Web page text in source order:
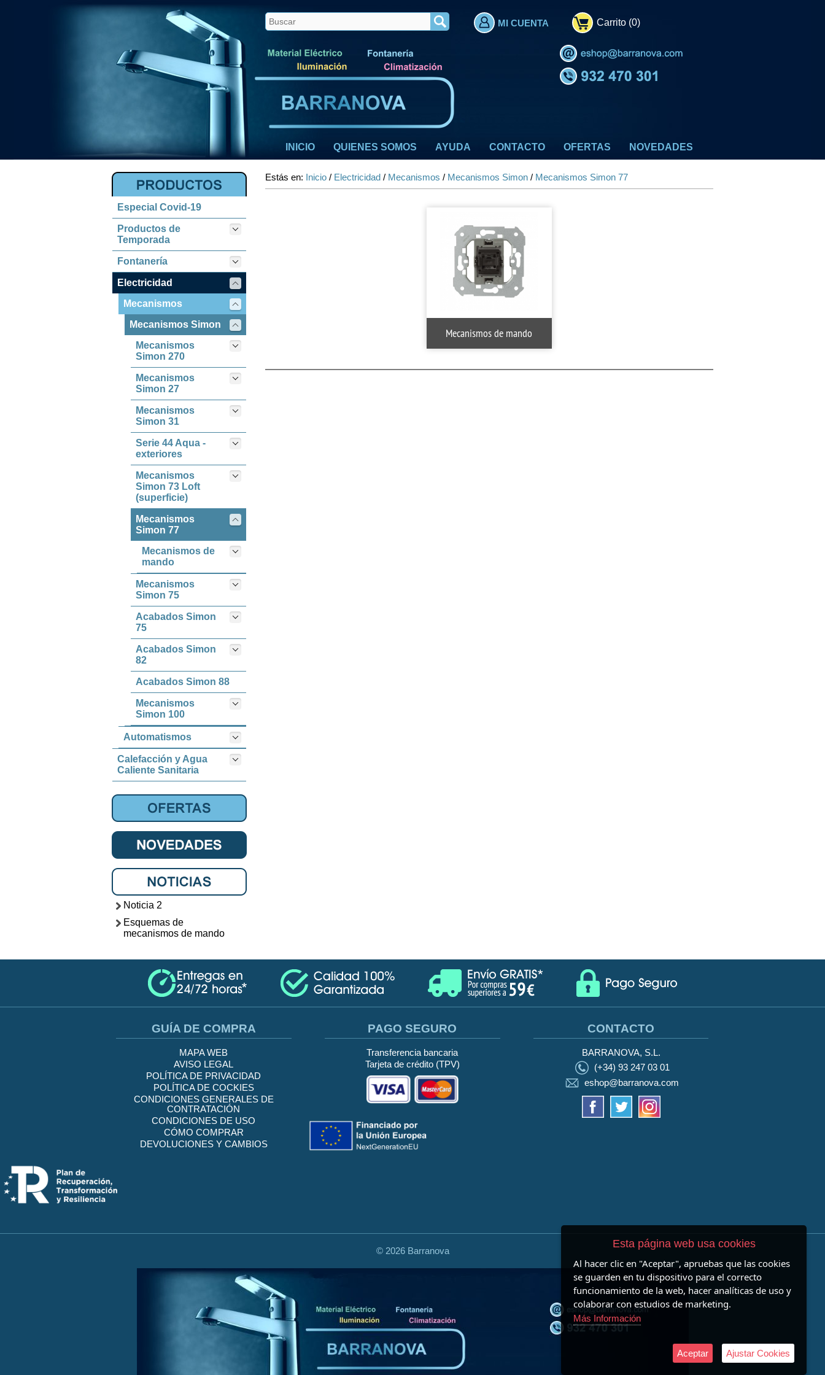
MI CUENTA Carrito (0)
INICIO QUIENES SOMOS AYUDA CONTACTO OFERTAS NOVEDADES
Especial Covid-19
Productos de
Temporada
Fontanería
Electricidad
Mecanismos
Mecanismos Simon
Mecanismos
Simon 270
Mecanismos
Simon 27
Mecanismos
Simon 31
Serie 44 Aqua -
exteriores
Mecanismos
Simon 73 Loft
(superficie)
Mecanismos
Simon 77
Mecanismos de
mando
Mecanismos
Simon 75
Acabados Simon
75
Acabados Simon
82
Acabados Simon 88
Mecanismos
Simon 100
Automatismos
Calefacción y Agua
Caliente Sanitaria
Noticia 2
Esquemas de
mecanismos de mando
Estás en: Inicio / Electricidad / Mecanismos / Mecanismos Simon / Mecanismos Simon 77
Mecanismos de mando
GUÍA DE COMPRA
MAPA WEB
AVISO LEGAL
POLÍTICA DE PRIVACIDAD
POLÍTICA DE COCKIES
CONDICIONES GENERALES DE
CONTRATACIÓN
CONDICIONES DE USO
CÓMO COMPRAR
DEVOLUCIONES Y CAMBIOS
PAGO SEGURO
Transferencia bancaria
Tarjeta de crédito (TPV)
CONTACTO
BARRANOVA, S.L.
(+34) 93 247 03 01
eshop@barranova.com
©2026 Barranova
Esta página web usa cookies
Al hacer clic en "Aceptar", apruebas que las cookies
se guarden en tu dispositivo para el correcto
funcionamiento de la web, hacer analíticas de uso y
colaborar con estudios de marketing.
Más Información
Aceptar Ajustar Cookies